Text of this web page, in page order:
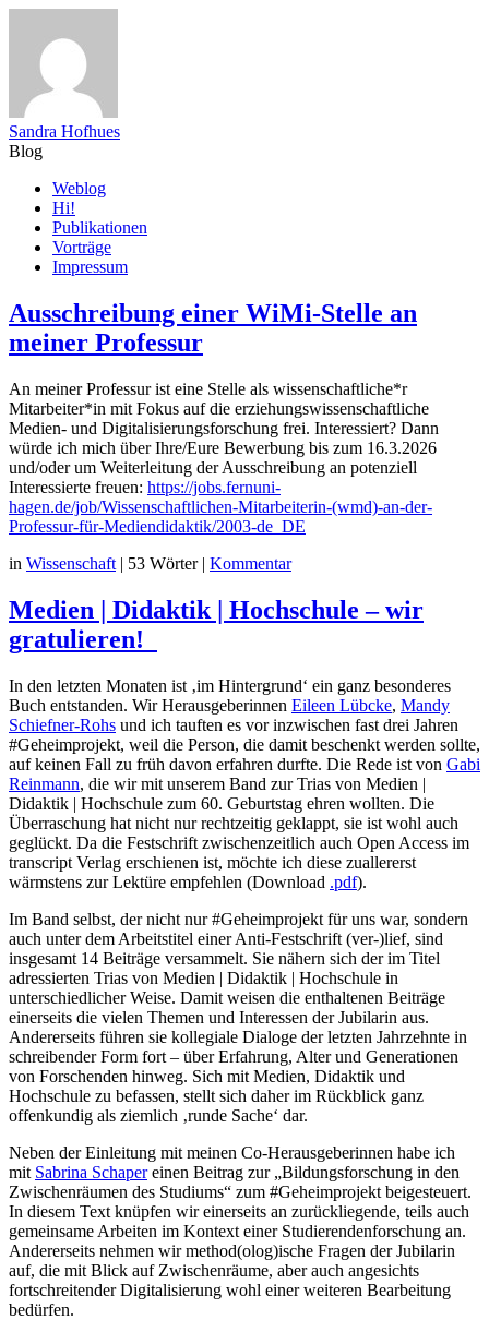
Sandra Hofhues
Blog
Zum
Inhalt
springen
Weblog
Hi!
Publikationen
Vorträge
Impressum
Ausschreibung einer WiMi-Stelle an
meiner Professur
An meiner Professur ist eine Stelle als wissenschaftliche*r
Mitarbeiter*in mit Fokus auf die erziehungswissenschaftliche
Medien- und Digitalisierungsforschung frei. Interessiert? Dann
würde ich mich über Ihre/Eure Bewerbung bis zum 16.3.2026
und/oder um Weiterleitung der Ausschreibung an potenziell
Interessierte freuen: https://jobs.fernuni-
hagen.de/job/Wissenschaftlichen-Mitarbeiterin-(wmd)-an-der-
Professur-für-Mediendidaktik/2003-de_DE
in Wissenschaft | 53 Wörter | Kommentar
Medien | Didaktik | Hochschule – wir
gratulieren!
In den letzten Monaten ist ‚im Hintergrund‘ ein ganz besonderes
Buch entstanden. Wir Herausgeberinnen Eileen Lübcke, Mandy
Schiefner-Rohs und ich tauften es vor inzwischen fast drei Jahren
#Geheimprojekt, weil die Person, die damit beschenkt werden sollte,
auf keinen Fall zu früh davon erfahren durfte. Die Rede ist von Gabi
Reinmann, die wir mit unserem Band zur Trias von Medien |
Didaktik | Hochschule zum 60. Geburtstag ehren wollten. Die
Überraschung hat nicht nur rechtzeitig geklappt, sie ist wohl auch
geglückt. Da die Festschrift zwischenzeitlich auch Open Access im
transcript Verlag erschienen ist, möchte ich diese zuallererst
wärmstens zur Lektüre empfehlen (Download .pdf).
Im Band selbst, der nicht nur #Geheimprojekt für uns war, sondern
auch unter dem Arbeitstitel einer Anti-Festschrift (ver-)lief, sind
insgesamt 14 Beiträge versammelt. Sie nähern sich der im Titel
adressierten Trias von Medien | Didaktik | Hochschule in
unterschiedlicher Weise. Damit weisen die enthaltenen Beiträge
einerseits die vielen Themen und Interessen der Jubilarin aus.
Andererseits führen sie kollegiale Dialoge der letzten Jahrzehnte in
schreibender Form fort – über Erfahrung, Alter und Generationen
von Forschenden hinweg. Sich mit Medien, Didaktik und
Hochschule zu befassen, stellt sich daher im Rückblick ganz
offenkundig als ziemlich ‚runde Sache‘ dar.
Neben der Einleitung mit meinen Co-Herausgeberinnen habe ich
mit Sabrina Schapereinen Beitrag zur „Bildungsforschung in den
Zwischenräumen des Studiums“ zum #Geheimprojekt beigesteuert.
In diesem Text knüpfen wir einerseits an zurückliegende, teils auch
gemeinsame Arbeiten im Kontext einer Studierendenforschung an.
Andererseits nehmen wir method(olog)ische Fragen der Jubilarin
auf, die mit Blick auf Zwischenräume, aber auch angesichts
fortschreitender Digitalisierung wohl einer weiteren Bearbeitung
bedürfen.